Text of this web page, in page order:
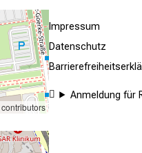
contributors
Impressum
Datenschutz
Anmeldung für